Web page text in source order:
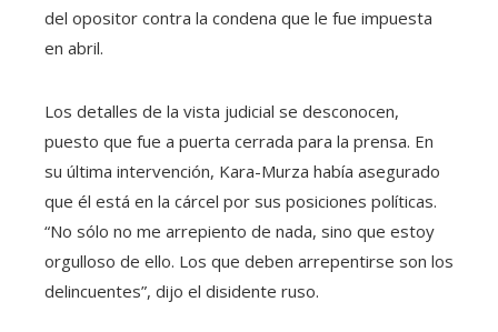
del opositor contra la condena que le fue impuesta
en abril.
Los detalles de la vista judicial se desconocen,
puesto que fue a puerta cerrada para la prensa. En
su última intervención, Kara-Murza había asegurado
que él está en la cárcel por sus posiciones políticas.
“No sólo no me arrepiento de nada, sino que estoy
orgulloso de ello. Los que deben arrepentirse son los
delincuentes”, dijo el disidente ruso.